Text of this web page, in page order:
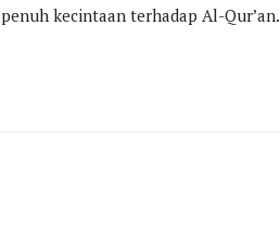
kecintaan terhadap Al-Qur’an.